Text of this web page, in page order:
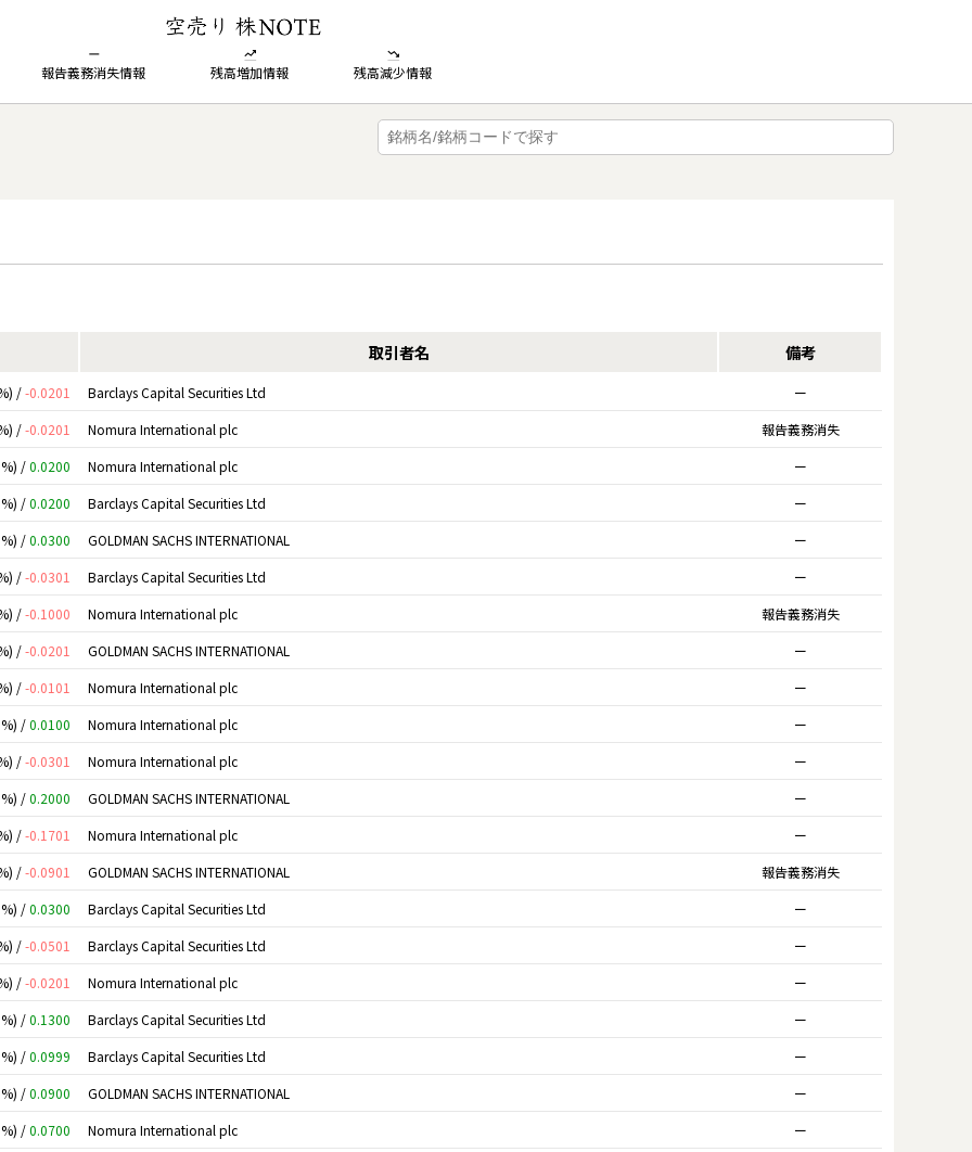
報告義務消失情報 残高増加情報 残高減少情報
取引者名 備考
/-0.0201 Barclays Capital Securities Ltd
ー
/-0.0201 Nomura International plc
報告義務消失
/0.0200 Nomura International plc
ー
/0.0200 Barclays Capital Securities Ltd
ー
/0.0300 GOLDMAN SACHS INTERNATIONAL
ー
/-0.0301 Barclays Capital Securities Ltd
ー
/-0.1000 Nomura International plc
報告義務消失
/-0.0201 GOLDMAN SACHS INTERNATIONAL
ー
/-0.0101 Nomura International plc
ー
/0.0100 Nomura International plc
ー
/-0.0301 Nomura International plc
ー
/0.2000 GOLDMAN SACHS INTERNATIONAL
ー
/-0.1701 Nomura International plc
ー
/-0.0901 GOLDMAN SACHS INTERNATIONAL
報告義務消失
/0.0300 Barclays Capital Securities Ltd
ー
/-0.0501 Barclays Capital Securities Ltd
ー
/-0.0201 Nomura International plc
ー
/0.1300 Barclays Capital Securities Ltd
ー
/0.0999 Barclays Capital Securities Ltd
ー
/0.0900 GOLDMAN SACHS INTERNATIONAL
ー
/0.0700 Nomura International plc
ー